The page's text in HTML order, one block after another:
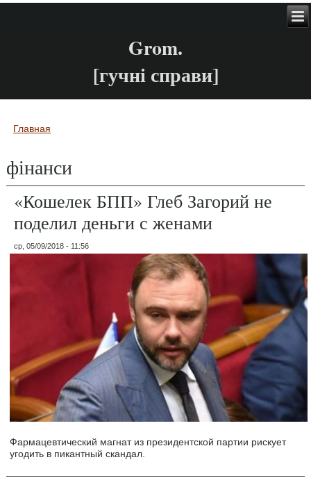
Grom.
[гучні справи]
Вы здесь
Главная
фінанси
«Кошелек БПП» Глеб Загорий не
поделил деньги с женами
ср, 05/09/2018 - 11:56
Фармацевтический магнат из президентской партии рискует
угодить в пикантный скандал.